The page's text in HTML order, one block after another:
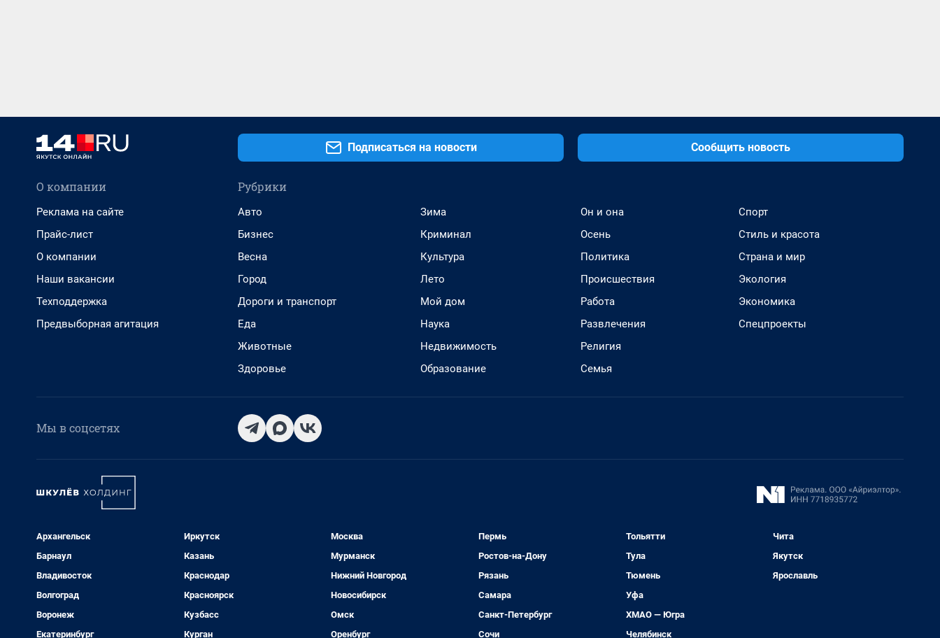
Подписаться на новости Сообщить новость
О компании
Реклама на сайте
Прайс-лист
О компании
Наши вакансии
Техподдержка
Предвыборная агитация
Рубрики
Авто
Бизнес
Весна
Город
Дороги и транспорт
Еда
Животные
Здоровье
Зима
Криминал
Культура
Лето
Мой дом
Наука
Недвижимость
Образование
Он и она
Осень
Политика
Происшествия
Работа
Развлечения
Религия
Семья
Спорт
Стиль и красота
Страна и мир
Экология
Экономика
Спецпроекты
Мы в соцсетях
Архангельск
Барнаул
Владивосток
Волгоград
Воронеж
Екатеринбург
Иркутск
Казань
Краснодар
Красноярск
Кузбасс
Курган
Москва
Мурманск
Нижний Новгород
Новосибирск
Омск
Оренбург
Пермь
Ростов-на-Дону
Рязань
Самара
Санкт-Петербург
Сочи
Тольятти
Тула
Тюмень
Уфа
ХМАО — Югра
Челябинск
Чита
Якутск
Ярославль